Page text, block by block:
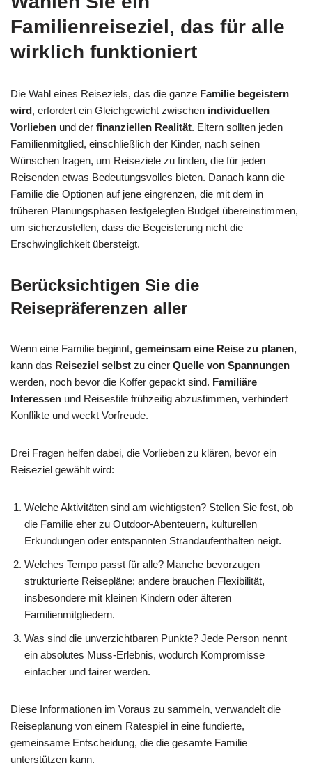
Familienreiseziel, das für alle
wirklich funktioniert
Die Wahl eines Reiseziels, das die ganze Familie begeistern
wird, erfordert ein Gleichgewicht zwischen individuellen
Vorlieben und der finanziellen Realität. Eltern sollten jeden
Familienmitglied, einschließlich der Kinder, nach seinen
Wünschen fragen, um Reiseziele zu finden, die für jeden
Reisenden etwas Bedeutungsvolles bieten. Danach kann die
Familie die Optionen auf jene eingrenzen, die mit dem in
früheren Planungsphasen festgelegten Budget übereinstimmen,
um sicherzustellen, dass die Begeisterung nicht die
Erschwinglichkeit übersteigt.
Berücksichtigen Sie die
Reisepräferenzen aller
Wenn eine Familie beginnt, gemeinsam eine Reise zu planen,
kann das Reiseziel selbst zu einer Quelle von Spannungen
werden, noch bevor die Koffer gepackt sind. Familiäre
Interessen und Reisestile frühzeitig abzustimmen, verhindert
Konflikte und weckt Vorfreude.
Drei Fragen helfen dabei, die Vorlieben zu klären, bevor ein
Reiseziel gewählt wird:
Welche Aktivitäten sind am wichtigsten? Stellen Sie fest, ob
die Familie eher zu Outdoor-Abenteuern, kulturellen
Erkundungen oder entspannten Strandaufenthalten neigt.
Welches Tempo passt für alle? Manche bevorzugen
strukturierte Reisepläne; andere brauchen Flexibilität,
insbesondere mit kleinen Kindern oder älteren
Familienmitgliedern.
Was sind die unverzichtbaren Punkte? Jede Person nennt
ein absolutes Muss-Erlebnis, wodurch Kompromisse
einfacher und fairer werden.
Diese Informationen im Voraus zu sammeln, verwandelt die
Reiseplanung von einem Ratespiel in eine fundierte,
gemeinsame Entscheidung, die die gesamte Familie
unterstützen kann.